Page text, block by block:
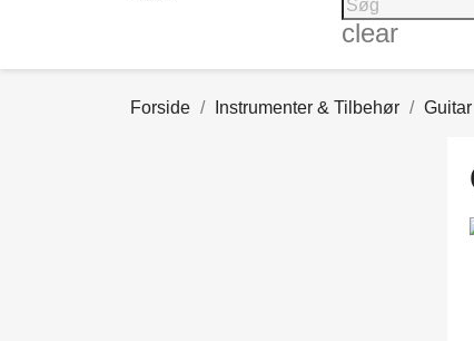
clear
Forside Instrumenter & Tilbehør Guitar